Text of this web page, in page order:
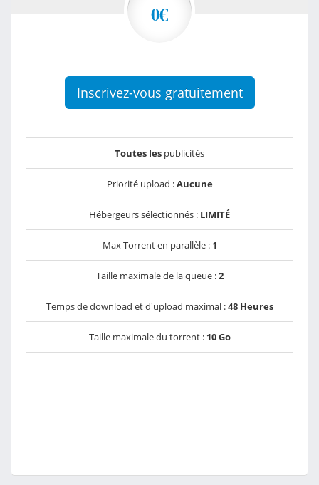
0€
Inscrivez-vous gratuitement
Toutes les publicités
Priorité upload :Aucune
Hébergeurs sélectionnés : LIMITÉ
Max Torrent en parallèle : 1
Taille maximale de la queue :2
Temps de download et d'upload maximal :48 Heures
Taille maximale du torrent : 10 Go